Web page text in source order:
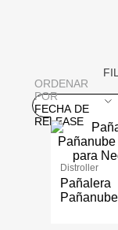
ORDENAR
POR
FECHA DE
RELEASE
Distroller
Pañalera
Pañanube